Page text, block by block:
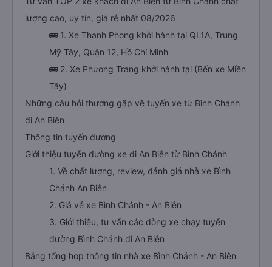
lượng cao, uy tín, giá rẻ nhất 08/2026
🚌 1. Xe Thanh Phong khởi hành tại QL1A, Trung
Mỹ Tây, Quận 12, Hồ Chí Minh
🚌 2. Xe Phương Trang khởi hành tại (Bến xe Miền
Tây)
Những câu hỏi thường gặp về tuyến xe từ Bình Chánh
đi An Biên
Thông tin tuyến đường
Giới thiệu tuyến đường xe đi An Biên từ Bình Chánh
1. Về chất lượng, review, đánh giá nhà xe Bình
Chánh An Biên
2. Giá vé xe Bình Chánh - An Biên
3. Giới thiệu, tư vấn các dòng xe chạy tuyến
đường Bình Chánh đi An Biên
Bảng tổng hợp thông tin nhà xe Bình Chánh - An Biên